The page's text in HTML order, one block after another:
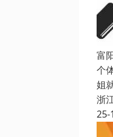
富
个
姐
浙
25-